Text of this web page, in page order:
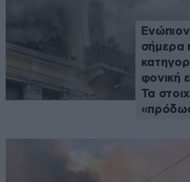
σήμερα
φονική
Τα